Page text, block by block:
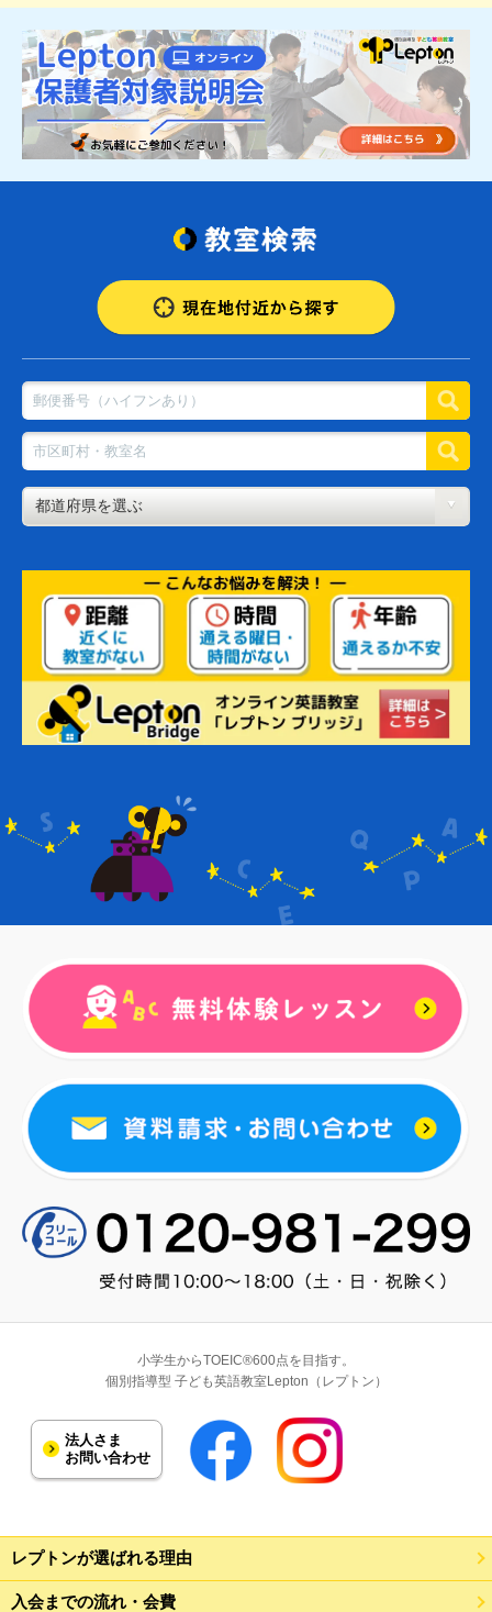
小学生からTOEIC®600点を目指す。
個別指導型 子ども英語教室Lepton（レプトン）
法人さま
お問い合わせ
レプトンが選ばれる理由
入会までの流れ・会費